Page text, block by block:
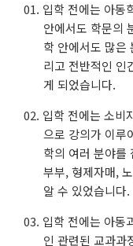
입학 전에는 아동
안에서도 학문의
학 안에서도 많은
리고 전반적인 인
게 되었습니다.
입학 전에는 소비
으로 강의가 이루
학의 여러 분야를
부부, 형제자매,
알 수 있었습니다.
입학 전에는 아동
인 관련된 교과과